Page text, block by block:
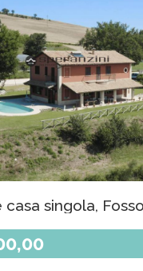
casa singola,